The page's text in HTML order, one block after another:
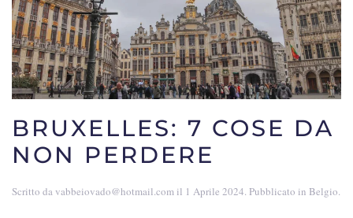
BRUXELLES: 7 COSE DA
NON PERDERE
Scritto davabbeiovado@hotmail.com il 1 Aprile 2024. Pubblicato in Belgio.